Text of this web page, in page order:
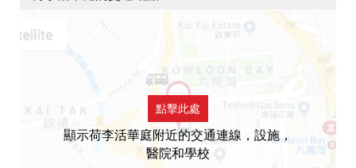
點擊此處
顯示荷李活華庭附近的交通連線，設施，
醫院和學校